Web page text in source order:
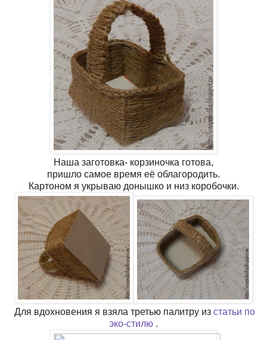
Наша заготовка- корзиночка готова,
пришло самое время её облагородить.
Картоном я укрываю донышко и низ коробочки.
Для вдохновения я взяла третью палитру из статьи по
эко-стилю .